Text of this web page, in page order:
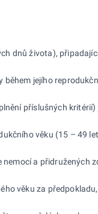
dnů života),
jejího
příslušných
věku (15 – 49
a přidružených
věku za